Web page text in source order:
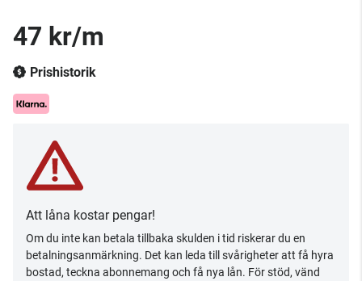
47 kr/m
Prishistorik
Att låna kostar pengar!
Om du inte kan betala tillbaka skulden i tid riskerar du en
betalningsanmärkning. Det kan leda till svårigheter att få hyra
bostad, teckna abonnemang och få nya lån. För stöd, vänd